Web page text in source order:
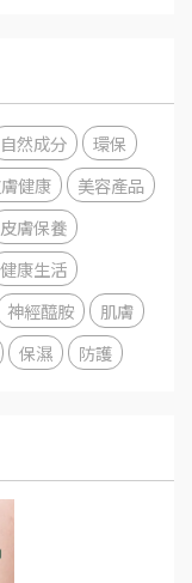
自然成分
環保
健康
美容產品
皮膚保養
健康生活
神經醯胺
肌膚
保濕 防護